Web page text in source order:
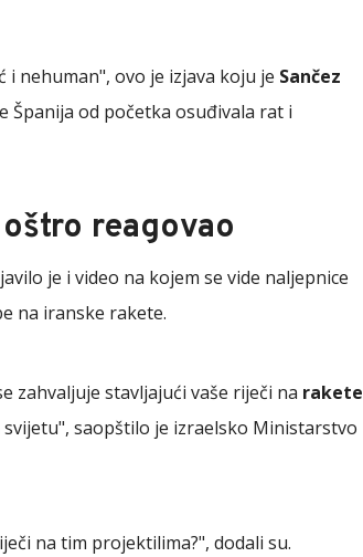
nehuman", ovo je izjava koju je Sančez
Španija od početka osuđivala rat i
reagovao
je i video na kojem se vide naljepnice
na iranske rakete.
zahvaljuje stavljajući vaše riječi na rakete
saopštilo je izraelsko Ministarstvo
na tim projektilima?", dodali su.